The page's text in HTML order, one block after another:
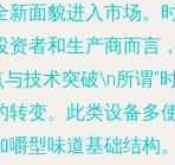
面貌进入市场
者和生产商而
术突破\n所谓
变。此类设备
型味道基础结